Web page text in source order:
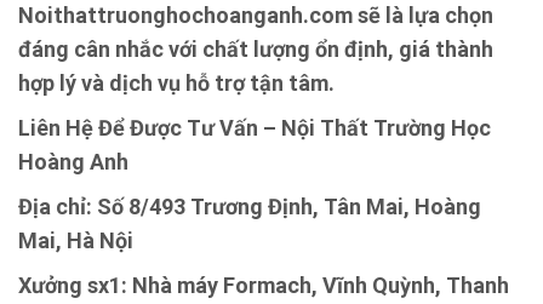
Noithattruonghochoanganh.com sẽ là lựa chọn
đáng cân nhắc với chất lượng ổn định, giá thành
hợp lý và dịch vụ hỗ trợ tận tâm.
Liên Hệ Để Được Tư Vấn – Nội Thất Trường Học
Hoàng Anh
Địa chỉ: Số 8/493 Trương Định, Tân Mai, Hoàng
Mai, Hà Nội
Xưởng sx1: Nhà máy Formach, Vĩnh Quỳnh, Thanh